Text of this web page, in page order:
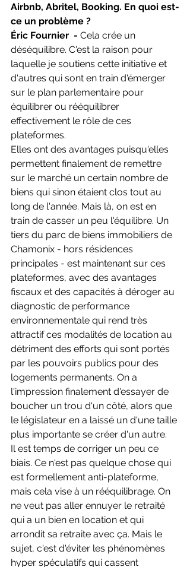
Airbnb, Abritel, Booking. En quoi est-
ce un problème ?
Éric Fournier  - Cela crée un
déséquilibre. C'est la raison pour
laquelle je soutiens cette initiative et
d'autres qui sont en train d'émerger
sur le plan parlementaire pour
équilibrer ou rééquilibrer
effectivement le rôle de ces
plateformes.
Elles ont des avantages puisqu'elles
permettent finalement de remettre
sur le marché un certain nombre de
biens qui sinon étaient clos tout au
long de l'année. Mais là, on est en
train de casser un peu l'équilibre. Un
tiers du parc de biens immobiliers de
Chamonix - hors résidences
principales - est maintenant sur ces
plateformes, avec des avantages
fiscaux et des capacités à déroger au
diagnostic de performance
environnementale qui rend très
attractif ces modalités de location au
détriment des efforts qui sont portés
par les pouvoirs publics pour des
logements permanents. On a
l'impression finalement d'essayer de
boucher un trou d'un côté, alors que
le législateur en a laissé un d'une taille
plus importante se créer d'un autre.
Il est temps de corriger un peu ce
biais. Ce n'est pas quelque chose qui
est formellement anti-plateforme,
mais cela vise à un rééquilibrage. On
ne veut pas aller ennuyer le retraité
qui a un bien en location et qui
arrondit sa retraite avec ça. Mais le
sujet, c'est d'éviter les phénomènes
hyper spéculatifs qui cassent